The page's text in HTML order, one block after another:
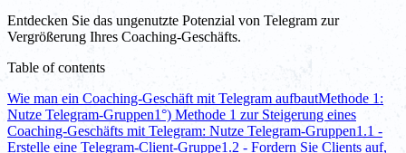
Entdecken Sie das ungenutzte Potenzial von Telegram zur
Vergrößerung Ihres Coaching-Geschäfts.
Table of contents
Wie man ein Coaching-Geschäft mit Telegram aufbautMethode 1:
Nutze Telegram-Gruppen1°) Methode 1 zur Steigerung eines
Coaching-Geschäfts mit Telegram: Nutze Telegram-Gruppen1.1 -
Erstelle eine Telegram-Client-Gruppe1.2 - Fordern Sie Clients auf,